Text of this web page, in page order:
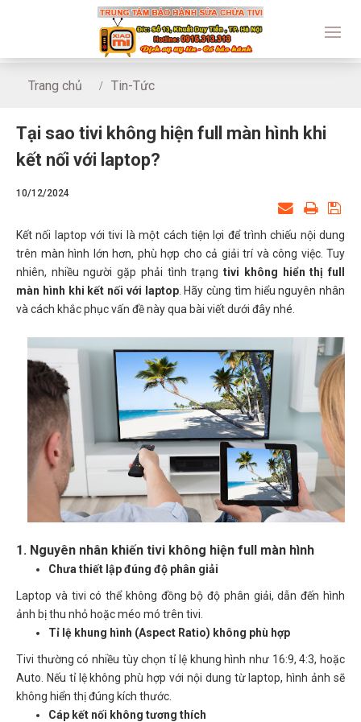
Trang chủ
Tin-Tức
Tại sao tivi không hiện full màn hình khi
kết nối với laptop?
10/12/2024
Kết nối laptop với tivi là một cách tiện lợi để trình chiếu nội dung
trên màn hình lớn hơn, phù hợp cho cả giải trí và công việc. Tuy
nhiên, nhiều người gặp phải tình trạngtivi không hiển thị full
màn hình khi kết nối với laptop. Hãy cùng tìm hiểu nguyên nhân
và cách khắc phục vấn đề này qua bài viết dưới đây nhé.
1. Nguyên nhân khiến tivi không hiện full màn hình
Chưa thiết lập đúng độ phân giải
Laptop và tivi có thể không đồng bộ độ phân giải, dẫn đến hình
ảnh bị thu nhỏ hoặc méo mó trên tivi.
Tỉ lệ khung hình (Aspect Ratio) không phù hợp
Tivi thường có nhiều tùy chọn tỉ lệ khung hình như 16:9, 4:3, hoặc
Auto. Nếu tỉ lệ không phù hợp với nội dung từ laptop, hình ảnh sẽ
không hiển thị đúng kích thước.
Cáp kết nối không tương thích